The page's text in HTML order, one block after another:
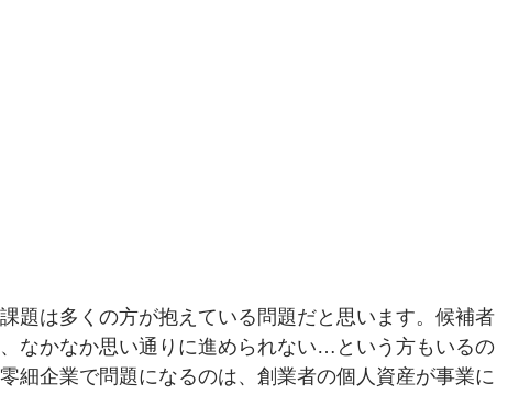
は多くの方が抱えている問題だと思います。候補者
なかなか思い通りに進められない…という方もいるの
細企業で問題になるのは、創業者の個人資産が事業に